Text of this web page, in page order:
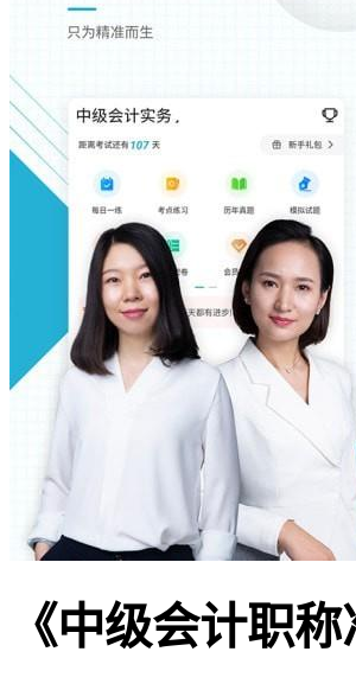
《中级会计职